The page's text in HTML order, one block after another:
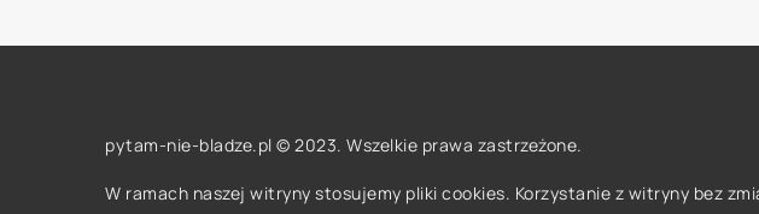
pytam-nie-bladze.pl © 2023. Wszelkie prawa zastrzeżone.
W ramach naszej witryny stosujemy pliki cookies. Korzystanie z witryny bez